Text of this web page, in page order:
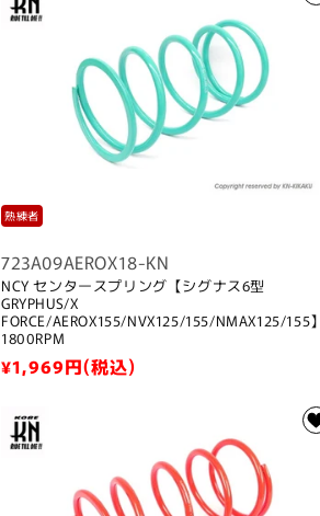
熟練者
723A09AEROX18-KN
NCY センタースプリング【シグナス6型
GRYPHUS/X
FORCE/AEROX155/NVX125/155/NMAX125/155】
1800RPM
通
価
格
¥1,969円(税込)